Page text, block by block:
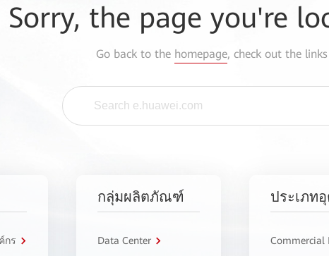
Sorry, the page you're
Go back to the homepage, check out the
กร
กลุ่มผลิตภัณฑ์
Data Center
ประเภท
Commercial